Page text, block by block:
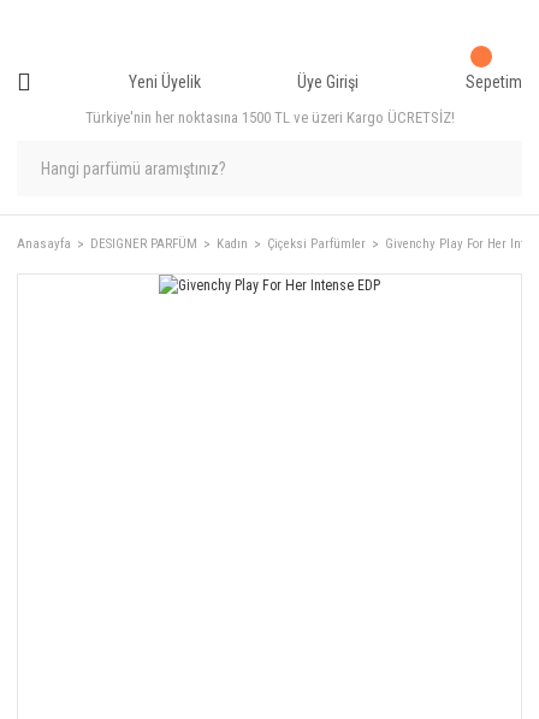
Türkiye'nin her noktasına 1500 TL ve üzeri Kargo ÜCRETSİZ!
Yeni Üyelik Üye Girişi Sepetim
Anasayfa DESIGNER PARFÜM Kadın Çiçeksi Parfümler Givenchy Play For Her